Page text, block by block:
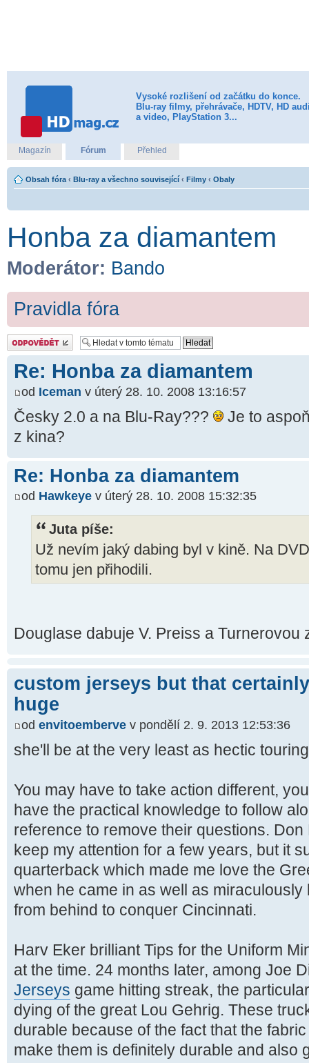
Vysoké rozlišení od začátku do konce.
Blu-ray filmy, přehrávače, HDTV, HD
a video, PlayStation 3...
Magazín Fórum Přehled
Obsah fóra ‹ Blu-ray a všechno související ‹ Filmy ‹ Obaly
Honba za diamantem
Moderátor: Bando
Pravidla fóra
Odeslat odpověď
Re: Honba za diamantem
od Iceman v úterý 28. 10. 2008 13:16:57
Česky 2.0 a na Blu-Ray???
Je to
z kina?
Re: Honba za diamantem
od Hawkeye v úterý 28. 10. 2008 15:32:35
Juta píše:
Už nevím jaký dabing byl v kině. Na
tomu jen přihodili.
Douglase dabuje V. Preiss a Turnerovou
custom jerseys but that
huge
od envitoemberve v pondělí 2. 9. 2013 12:53:36
she'll be at the very least as hectic
You may have to take action different,
have the practical knowledge to follow
reference to remove their questions.
keep my attention for a few years, but it
quarterback which made me love the
when he came in as well as
from behind to conquer Cincinnati.
Harv Eker brilliant Tips for the Uniform
at the time. 24 months later, among Joe
Jerseys game hitting streak, the
dying of the great Lou Gehrig. These
durable because of the fact that the
make them is definitely durable and also